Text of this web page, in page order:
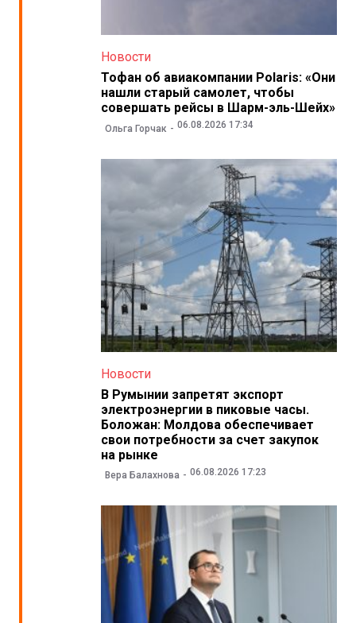
Новости
Тофан об авиакомпании Polaris: «Они
нашли старый самолет, чтобы
совершать рейсы в Шарм-эль-Шейх»
Ольга Горчак 06.08.2026 17:34
Новости
В Румынии запретят экспорт
электроэнергии в пиковые часы.
Боложан: Молдова обеспечивает
свои потребности за счет закупок
на рынке
Вера Балахнова 06.08.2026 17:23